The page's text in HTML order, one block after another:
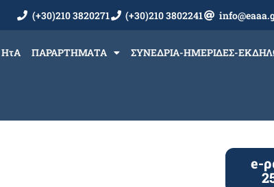
(+30)210 3820271 (+30)210 3802241
ΗτΑ ΠΑΡΑΡΤΗΜΑΤΑ ΣΥΝΕΔΡΙΑ-ΗΜΕΡΙΔΕΣ-
e-